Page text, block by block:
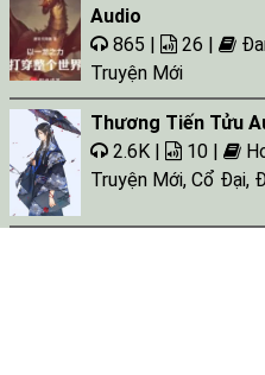
Audio
865 |
26 |
Truyện Mới
Thương Tiến Tửu
2.6K |
10 |
Truyện Mới, Cổ Đại,